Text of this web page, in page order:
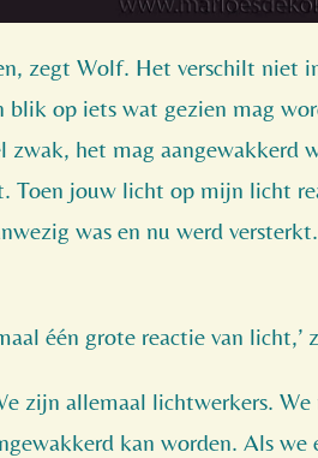
zegt Wolf. Het verschilt niet
blik op iets wat gezien mag
zwak, het mag aangewakkerd
Toen jouw licht op mijn licht
was en nu werd
één grote reactie van licht,’
zijn allemaal lichtwerkers.
kan worden. Als